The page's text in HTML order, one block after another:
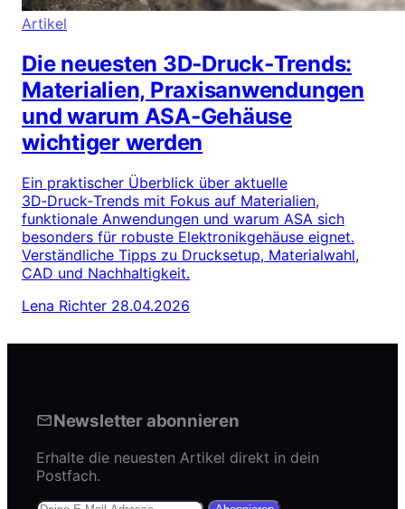
Artikel
Die neuesten 3D‑Druck‑Trends:
Materialien, Praxisanwendungen
und warum ASA‑Gehäuse
wichtiger werden
Ein praktischer Überblick über aktuelle
3D‑Druck‑Trends mit Fokus auf Materialien,
funktionale Anwendungen und warum ASA sich
besonders für robuste Elektronikgehäuse eignet.
Verständliche Tipps zu Drucksetup, Materialwahl,
CAD und Nachhaltigkeit.
Lena Richter 28.04.2026
Newsletter abonnieren
Erhalte die neuesten Artikel direkt in dein
Postfach.